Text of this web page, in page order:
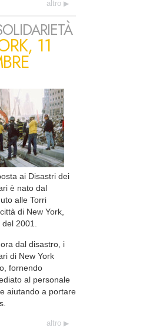
altro
11
ai Disastri dei
è nato dal
alle Torri
di New York,
del 2001.
dal disastro, i
di New York
fornendo
al personale
aiutando a portare
altro